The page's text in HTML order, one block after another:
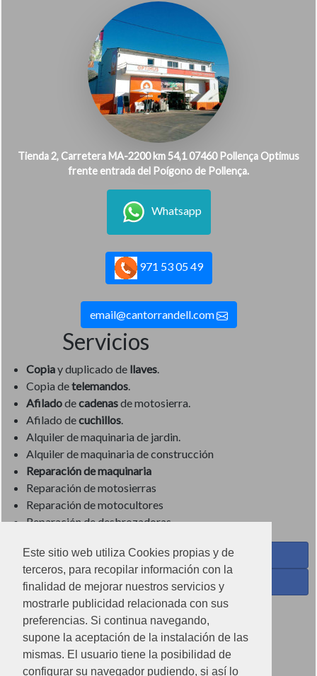
Este sitio web utiliza Cookies propias y de
terceros, para recopilar información con la
finalidad de mejorar nuestros servicios y
mostrarle publicidad relacionada con sus
preferencias. Si continua navegando,
supone la aceptación de la instalación de las
mismas. El usuario tiene la posibilidad de
configurar su navegador pudiendo, si así lo
Tienda 2, Carretera MA-2200 km 54,1 07460 Pollença Optimus
frente entrada del Poígono de Pollença.
Whatsapp
971 53 05 49
email@cantorrandell.com
Servicios
Copiay duplicado de llaves.
Copia detelemandos.
Afiladodecadenasde motosierra.
Afilado decuchillos.
Alquiler de maquinaria de jardin.
Alquiler de maquinaria de construcción
Reparación de maquinaria
Reparación de motosierras
Reparación de motocultores
Reparación de desbrozadoras
Coses de Cuina - Menaje y hogar en Facebook
Ferreteria Torrandell en Facebook
Coses de Cuina en Instagram
Condiciones de uso
Poítica de redes sociales